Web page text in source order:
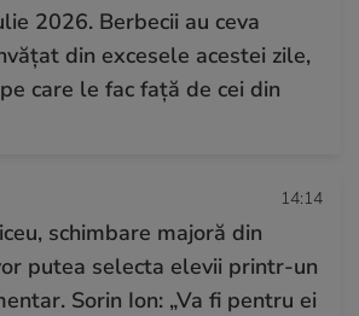
2026. Berbecii au ceva
din excesele acestei zile,
care le fac față de cei din
14:14
schimbare majoră din
putea selecta elevii printr-un
Sorin Ion: „Va fi pentru ei